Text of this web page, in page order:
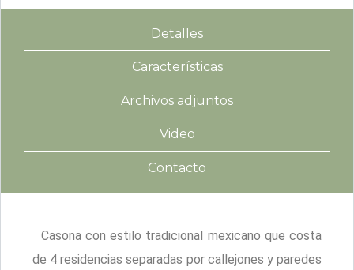
Detalles
Características
Archivos adjuntos
Video
Contacto
Casona con estilo tradicional mexicano que costa
de 4 residencias separadas por callejones y paredes